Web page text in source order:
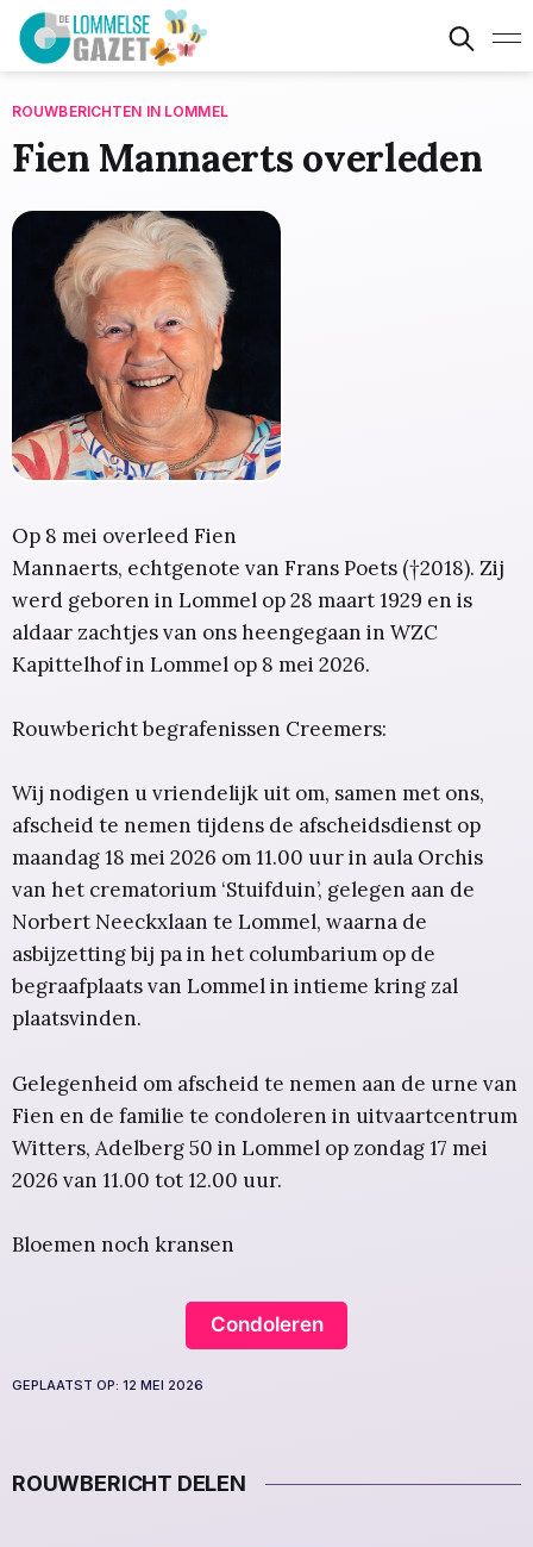
ROUWBERICHTEN IN LOMMEL
Fien Mannaerts overleden
Op 8 mei overleed Fien
Mannaerts, echtgenote van Frans Poets (†2018). Zij
werd geboren in Lommel op 28 maart 1929 en is
aldaar zachtjes van ons heengegaan in WZC
Kapittelhof in Lommel op 8 mei 2026.
Rouwbericht begrafenissen Creemers:
Wij nodigen u vriendelijk uit om, samen met ons,
afscheid te nemen tijdens de afscheidsdienst op
maandag 18 mei 2026 om 11.00 uur in aula Orchis
van het crematorium ‘Stuifduin’, gelegen aan de
Norbert Neeckxlaan te Lommel, waarna de
asbijzetting bij pa in het columbarium op de
begraafplaats van Lommel in intieme kring zal
plaatsvinden.
Gelegenheid om afscheid te nemen aan de urne van
Fien en de familie te condoleren in uitvaartcentrum
Witters, Adelberg 50 in Lommel op zondag 17 mei
2026 van 11.00 tot 12.00 uur.
Bloemen noch kransen
Condoleren
GEPLAATST OP: 12 MEI 2026
ROUWBERICHT DELEN